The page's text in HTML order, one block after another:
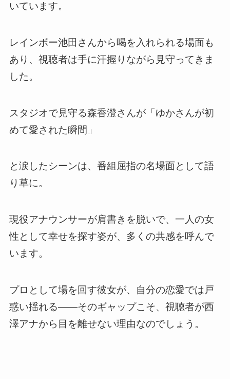
いています。
レインボー池田さんから喝を入れられる場面も
あり、視聴者は手に汗握りながら見守ってきま
した。
スタジオで見守る森香澄さんが「ゆかさんが初
めて愛された瞬間」
と涙したシーンは、番組屈指の名場面として語
り草に。
現役アナウンサーが肩書きを脱いで、一人の女
性として幸せを探す姿が、多くの共感を呼んで
います。
プロとして場を回す彼女が、自分の恋愛では戸
惑い揺れる——そのギャップこそ、視聴者が西
澤アナから目を離せない理由なのでしょう。